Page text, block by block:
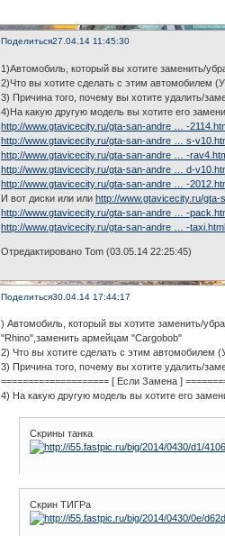
Поделиться27.04.14 11:45:30
1)Автомобиль, который вы хотите заменить/
2)Что вы хотите сделать с этим автомобилем
3) Причина того, почему вы хотите удалить/
4)На какую другую модель вы хотите его
http://www.gtavicecity.ru/gta-san-andre … -
http://www.gtavicecity.ru/gta-san-andre … s-
http://www.gtavicecity.ru/gta-san-andre … -
http://www.gtavicecity.ru/gta-san-andre … d-
http://www.gtavicecity.ru/gta-san-andre … -
И вот диски или илиhttp://www.gtavicecity.ru/
http://www.gtavicecity.ru/gta-san-andre … -
http://www.gtavicecity.ru/gta-san-andre … -taxi.html
Отредактировано Tom (03.05.14 22:25:45)
Поделиться30.04.14 17:44:17
) Автомобиль, который вы хотите заменить/
"Rhino",заменить армейцам "Cargobob"
2) Что вы хотите сделать с этим автомобилем
3) Причина того, почему вы хотите удалить/
==================== [ Если Замена ]
4) На какую другую модель вы хотите его
Скрины танка
Скрин ТИГРа